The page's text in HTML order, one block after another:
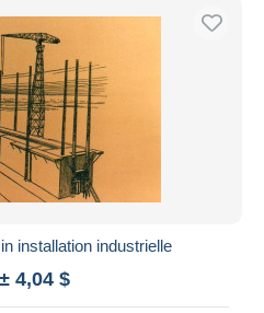
installation industrielle
± 4,04 $